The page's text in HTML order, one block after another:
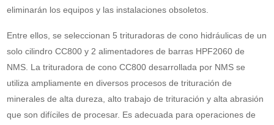
eliminarán los equipos y las instalaciones obsoletos.
Entre ellos, se seleccionan 5 trituradoras de cono hidráulicas de un
solo cilindro CC800 y 2 alimentadores de barras HPF2060 de
NMS. La trituradora de cono CC800 desarrollada por NMS se
utiliza ampliamente en diversos procesos de trituración de
minerales de alta dureza, alto trabajo de trituración y alta abrasión
que son difíciles de procesar. Es adecuada para operaciones de